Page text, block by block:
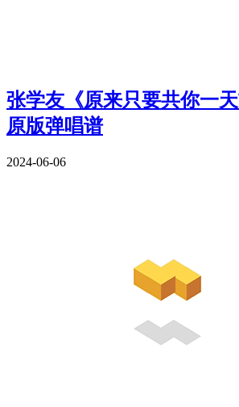
张学友《原来只要共你一
原版弹唱谱
2024-06-06